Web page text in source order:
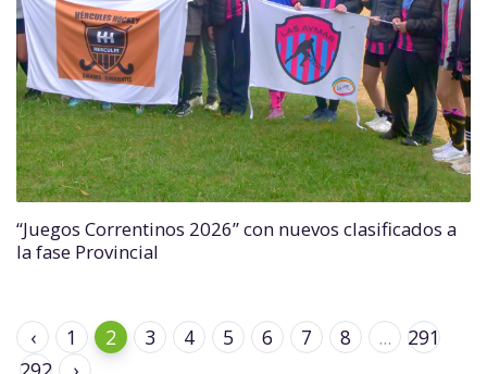
“Juegos Correntinos 2026” con nuevos clasificados a
la fase Provincial
‹ 1 2 3 4 5 6 7 8 ...
291